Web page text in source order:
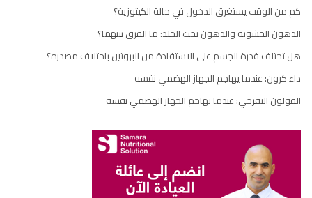
كم من الوقت يستغرق الدخول في حالة الكيتوزية؟
الدهون الحشوية والدهون تحت الجلد: ما الفرق بينهما؟
هل تختلف قدرة الجسم على الاستفادة من البروتين باختلاف مصدره؟
داء كرون: عندما يهاجم الجهاز الهضمي نفسه
القولون التقرحي: عندما يهاجم الجهاز الهضمي نفسه